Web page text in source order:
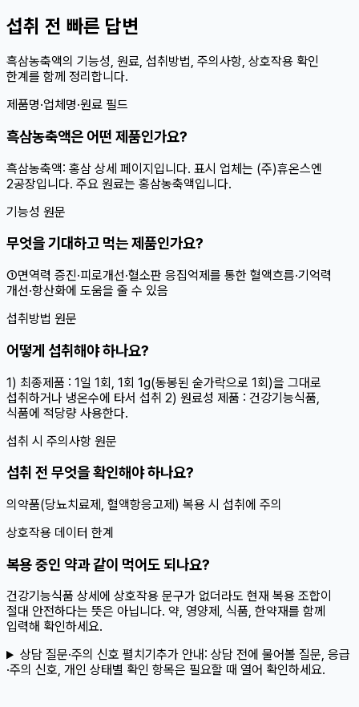
섭취 전 빠른 답변
흑삼농축액의 기능성, 원료, 섭취방법, 주의사항, 상호작용 확인
한계를 함께 정리합니다.
제품명·업체명·원료 필드
흑삼농축액은 어떤 제품인가요?
흑삼농축액: 홍삼 상세 페이지입니다. 표시 업체는 (주)휴온스엔
2공장입니다. 주요 원료는 홍삼농축액입니다.
기능성 원문
무엇을 기대하고 먹는 제품인가요?
①면역력 증진·피로개선·혈소판 응집억제를 통한 혈액흐름·기억력
개선·항산화에 도움을 줄 수 있음
섭취방법 원문
어떻게 섭취해야 하나요?
1) 최종제품 : 1일 1회, 1회 1g(동봉된 숟가락으로 1회)을 그대로
섭취하거나 냉온수에 타서 섭취 2) 원료성 제품 : 건강기능식품,
식품에 적당량 사용한다.
섭취 시 주의사항 원문
섭취 전 무엇을 확인해야 하나요?
의약품(당뇨치료제, 혈액항응고제) 복용 시 섭취에 주의
상호작용 데이터 한계
복용 중인 약과 같이 먹어도 되나요?
건강기능식품 상세에 상호작용 문구가 없더라도 현재 복용 조합이
절대 안전하다는 뜻은 아닙니다. 약, 영양제, 식품, 한약재를 함께
입력해 확인하세요.
상담 질문·주의 신호 펼치기 추가 안내: 상담 전에 물어볼 질문, 응급
·주의 신호, 개인 상태별 확인 항목은 필요할 때 열어 확인하세요.